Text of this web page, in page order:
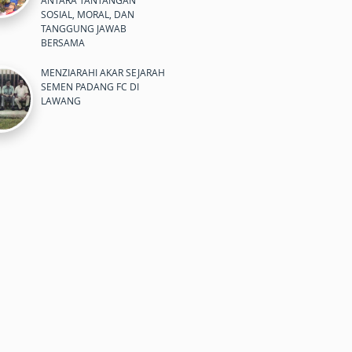
SOSIAL, MORAL, DAN
TANGGUNG JAWAB
BERSAMA
MENZIARAHI AKAR SEJARAH
SEMEN PADANG FC DI
LAWANG